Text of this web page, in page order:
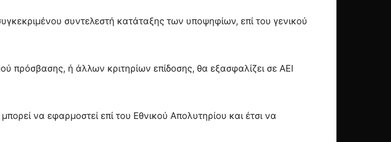
συντελεστή κατάταξης των υποψηφίων, επί του γενικού
πρόσβασης, ή άλλων κριτηρίων επίδοσης, θα εξασφαλίζει σε ΑΕΙ
να εφαρμοστεί επί του Εθνικού Απολυτηρίου και έτσι να